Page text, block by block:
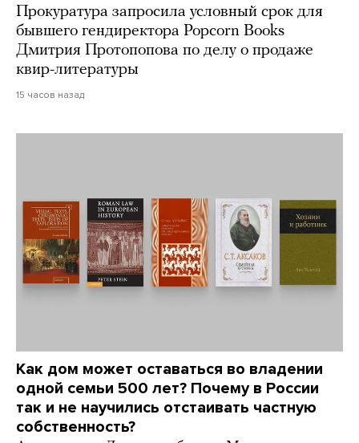
Прокуратура запросила условный срок для
бывшего гендиректора Popcorn Books
Дмитрия Протопопова по делу о продаже
квир-литературы
15 часов назад
Как дом может оставаться во владении
одной семьи 500 лет? Почему в России
так и не научились отстаивать частную
собственность?